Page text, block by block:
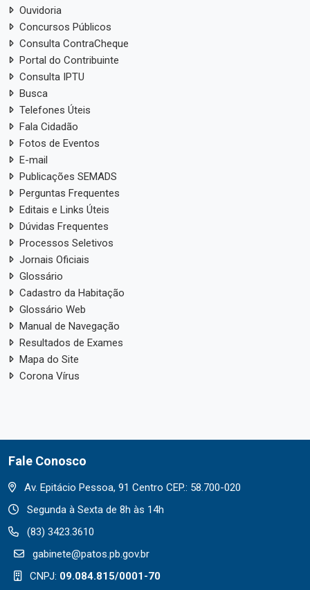
Ouvidoria
Concursos Públicos
Consulta ContraCheque
Portal do Contribuinte
Consulta IPTU
Busca
Telefones Úteis
Fala Cidadão
Fotos de Eventos
E-mail
Publicações SEMADS
Perguntas Frequentes
Editais e Links Úteis
Dúvidas Frequentes
Processos Seletivos
Jornais Oficiais
Glossário
Cadastro da Habitação
Glossário Web
Manual de Navegação
Resultados de Exames
Mapa do Site
Corona Vírus
Fale Conosco
Av. Epitácio Pessoa, 91 Centro CEP.: 58.700-020
Segunda à Sexta de 8h às 14h
(83) 3423.3610
gabinete@patos.pb.gov.br
CNPJ: 09.084.815/0001-70